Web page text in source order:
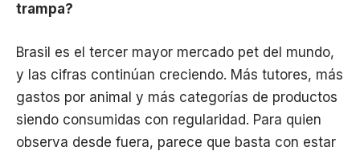
trampa?
Brasil es el tercer mayor mercado pet del mundo,
y las cifras continúan creciendo. Más tutores, más
gastos por animal y más categorías de productos
siendo consumidas con regularidad. Para quien
observa desde fuera, parece que basta con estar